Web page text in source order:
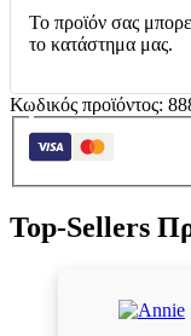
Το προϊόν σας
το κατάστημα μας.
Κωδικός προϊόντος:
Top-Sellers